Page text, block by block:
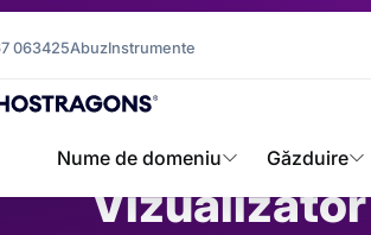
063425AbuzInstrumente
Nume de domeniu Găzduire
Pagina principală